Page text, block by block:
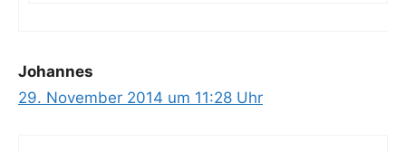
Johannes
29. November 2014 um 11:28 Uhr